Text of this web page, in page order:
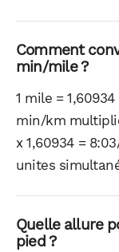
Comment
min/mile ?
1 mile =
min/km
x 1,60934 =
unites
Quelle allure
pied ?